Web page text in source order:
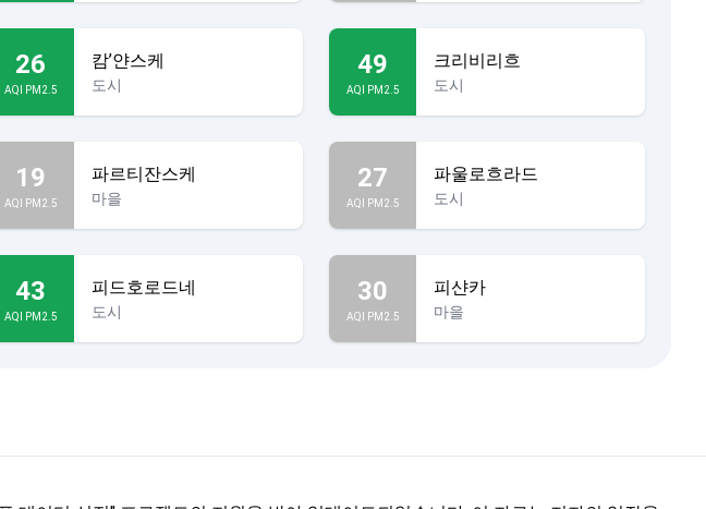
26
AQI PM2.5
캄’얀스케
도시
49
AQI PM2.5
크리비리흐
도시
19
AQI PM2.5
파르티잔스케
마을
27
AQI PM2.5
파울로흐라드
도시
43
AQI PM2.5
피드호로드네
도시
30
AQI PM2.5
피샨카
마을